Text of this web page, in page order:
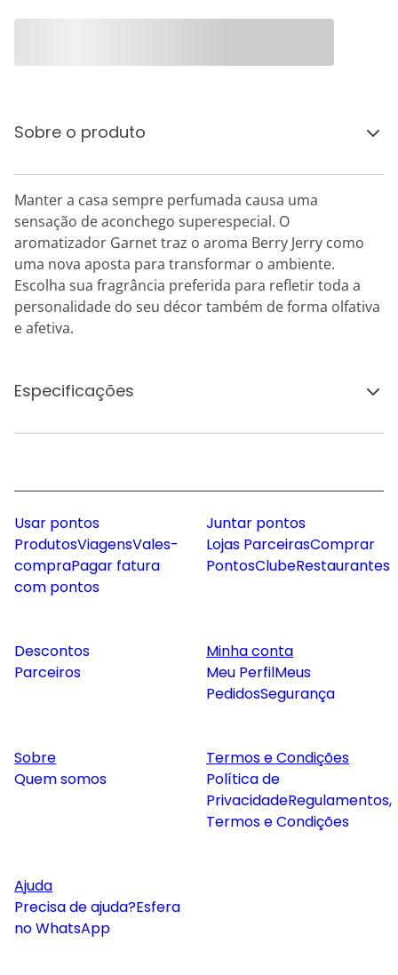
Sobre o produto
Manter a casa sempre perfumada causa uma
sensação de aconchego superespecial. O
aromatizador Garnet traz o aroma Berry Jerry como
uma nova aposta para transformar o ambiente.
Escolha sua fragrância preferida para refletir toda a
personalidade do seu décor também de forma olfativa
e afetiva.
Especificações
Usar pontos
ProdutosViagensVales-
compraPagar fatura
com pontos
Juntar pontos
Lojas ParceirasComprar
PontosClubeRestaurantes
Descontos
Parceiros
Minha conta
Meu PerfilMeus
PedidosSegurança
Sobre
Quem somos
Termos e Condições
Política de
PrivacidadeRegulamentos,
Termos e Condições
Ajuda
Precisa de ajuda?Esfera
no WhatsApp